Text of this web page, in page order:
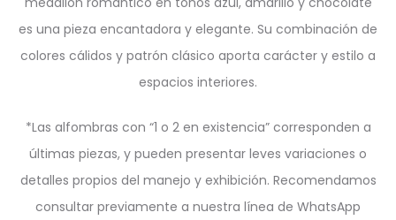
es una pieza encantadora y elegante. Su combinación de
colores cálidos y patrón clásico aporta carácter y estilo a
espacios interiores.
*Las alfombras con “1 o 2 en existencia” corresponden a
últimas piezas, y pueden presentar leves variaciones o
detalles propios del manejo y exhibición. Recomendamos
consultar previamente a nuestra línea de WhatsApp